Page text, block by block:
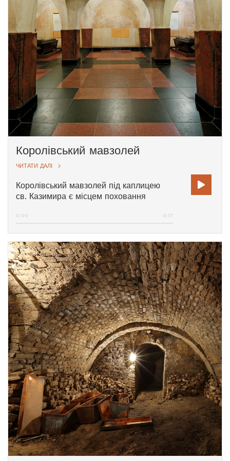
Королівський мавзолей
ЧИТАТИ ДАЛІ
Королівський мавзолей під каплицею
св. Казимира є місцем поховання
литовського Олександра I Ягеллона,
Габсбург, а також серця Владислава IV
Вази.
0:00 0:17